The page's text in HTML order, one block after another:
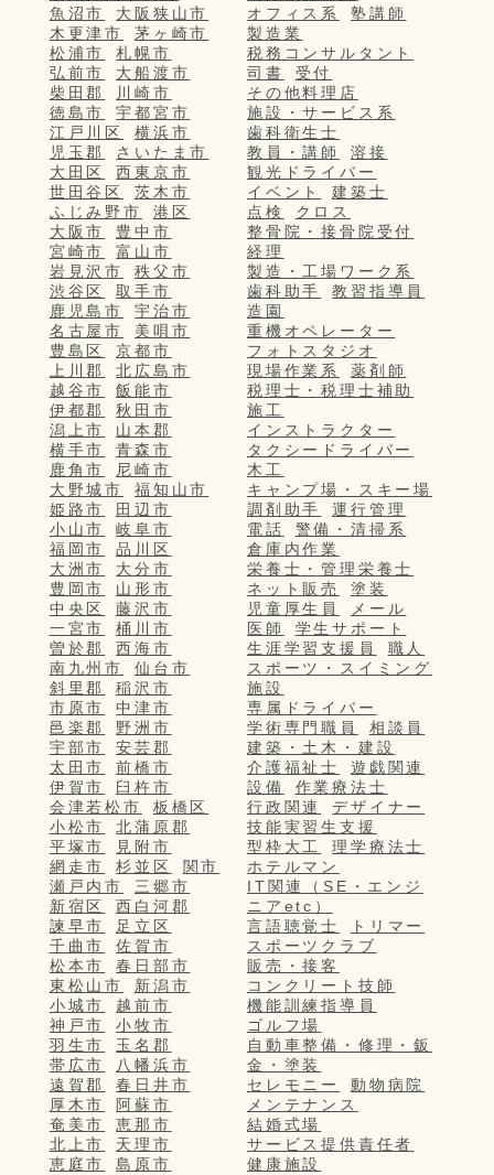
魚沼市
大阪狭山市
木更津市
茅ヶ崎市
松浦市
札幌市
弘前市
大船渡市
柴田郡
川崎市
徳島市
宇都宮市
江戸川区
横浜市
児玉郡
さいたま市
大田区
西東京市
世田谷区
茨木市
ふじみ野市
港区
大阪市
豊中市
宮崎市
富山市
岩見沢市
秩父市
渋谷区
取手市
鹿児島市
宇治市
名古屋市
美唄市
豊島区
京都市
上川郡
北広島市
越谷市
飯能市
伊都郡
秋田市
潟上市
山本郡
横手市
青森市
鹿角市
尼崎市
大野城市
福知山市
姫路市
田辺市
小山市
岐阜市
福岡市
品川区
大洲市
大分市
豊岡市
山形市
中央区
藤沢市
一宮市
桶川市
曽於郡
西海市
南九州市
仙台市
斜里郡
稲沢市
市原市
中津市
邑楽郡
野洲市
宇部市
安芸郡
太田市
前橋市
伊賀市
臼杵市
会津若松市
板橋区
小松市
北蒲原郡
平塚市
見附市
網走市
杉並区
関市
瀬戸内市
三郷市
新宿区
西白河郡
諫早市
足立区
千曲市
佐賀市
松本市
春日部市
東松山市
新潟市
小城市
越前市
神戸市
小牧市
羽生市
玉名郡
帯広市
八幡浜市
遠賀郡
春日井市
厚木市
阿蘇市
奄美市
恵那市
北上市
天理市
恵庭市
島原市
オフィス系
塾講師
製造業
税務コンサルタント
司書
受付
その他料理店
施設・サービス系
歯科衛生士
教員・講師
溶接
観光ドライバー
イベント
建築士
点検
クロス
整骨院・接骨院受付
経理
製造・工場ワーク系
歯科助手
教習指導員
造園
重機オペレーター
フォトスタジオ
現場作業系
薬剤師
税理士・税理士補助
施工
インストラクター
タクシードライバー
木工
キャンプ場・スキー場
調剤助手
運行管理
電話
警備・清掃系
倉庫内作業
栄養士・管理栄養士
ネット販売
塗装
児童厚生員
メール
医師
学生サポート
生涯学習支援員
職人
スポーツ・スイミング
施設
専属ドライバー
学術専門職員
相談員
建築・土木・建設
介護福祉士
遊戯関連
設備
作業療法士
行政関連
デザイナー
技能実習生支援
型枠大工
理学療法士
ホテルマン
IT関連（SE・エンジ
ニアetc）
言語聴覚士
トリマー
スポーツクラブ
販売・接客
コンクリート技師
機能訓練指導員
ゴルフ場
自動車整備・修理・鈑
金・塗装
セレモニー
動物病院
メンテナンス
結婚式場
サービス提供責任者
健康施設